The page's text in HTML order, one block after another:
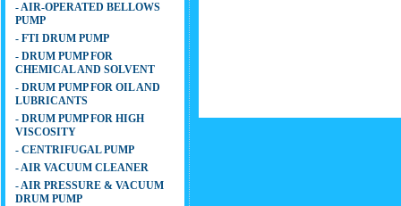
- AIR-OPERATED BELLOWS
PUMP
- FTI DRUM PUMP
- DRUM PUMP FOR
CHEMICAL AND SOLVENT
- DRUM PUMP FOR OIL AND
LUBRICANTS
- DRUM PUMP FOR HIGH
VISCOSITY
- CENTRIFUGAL PUMP
- AIR VACUUM CLEANER
- AIR PRESSURE & VACUUM
DRUM PUMP